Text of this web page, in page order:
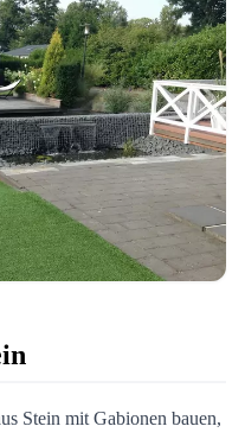
Stein mit Gabionen bauen,